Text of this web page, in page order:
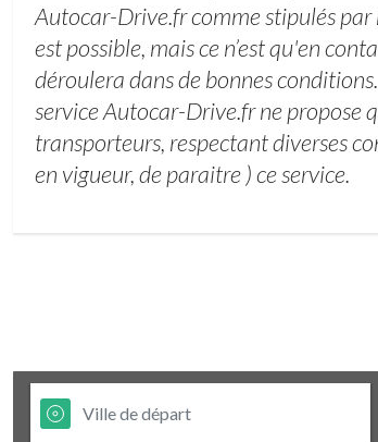
Autocar-Drive.fr comme stipulés
est possible, mais ce n’est qu'en
déroulera dans de bonnes
service Autocar-Drive.fr ne propose
transporteurs, respectant diverses
en vigueur, de paraitre ) ce service.